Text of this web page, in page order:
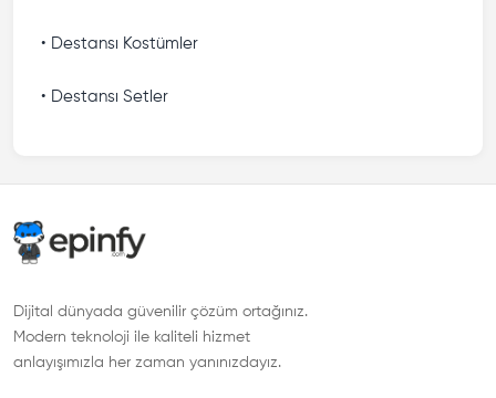
• Destansı Kostümler
• Destansı Setler
Dijital dünyada güvenilir çözüm ortağınız.
Modern teknoloji ile kaliteli hizmet
anlayışımızla her zaman yanınızdayız.